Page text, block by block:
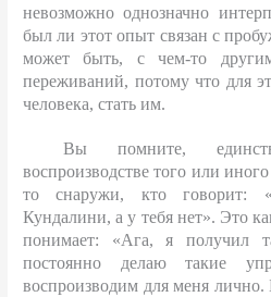
невозможно однозначно
был ли этот опыт связан с
может быть, с чем-то
переживаний, потому что для
человека, стать им.
Вы помните,
воспроизводстве того или
то снаружи, кто говорит:
Кундалини, а у тебя нет». Это
понимает: «Ага, я получил
постоянно делаю такие
воспроизводим для меня лично.